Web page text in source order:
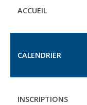
ACCUEIL
CALENDRIER
INSCRIPTIONS